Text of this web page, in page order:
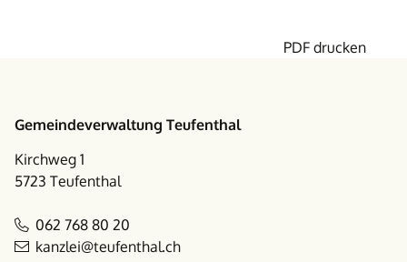
PDF drucken
Gemeindeverwaltung Teufenthal
Kirchweg 1
5723 Teufenthal
062 768 80 20
kanzlei@teufenthal.ch